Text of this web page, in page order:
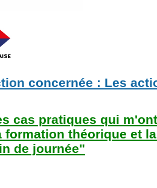
concernée : Les
cas pratiques qui
formation théorique et
de journée"